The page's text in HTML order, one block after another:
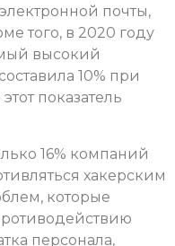
почты,
того, в 2020 году
высокий
10% при
показатель
16% компаний
хакерским
которые
персонала,